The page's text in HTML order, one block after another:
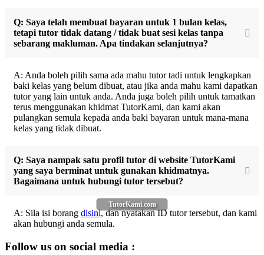
TutorKami.com
Q: Saya telah membuat bayaran untuk 1 bulan kelas,
tetapi tutor tidak datang / tidak buat sesi kelas tanpa
sebarang makluman. Apa tindakan selanjutnya?
A: Anda boleh pilih sama ada mahu tutor tadi untuk lengkapkan
baki kelas yang belum dibuat, atau jika anda mahu kami dapatkan
tutor yang lain untuk anda. Anda juga boleh pilih untuk tamatkan
terus menggunakan khidmat TutorKami, dan kami akan
pulangkan semula kepada anda baki bayaran untuk mana-mana
kelas yang tidak dibuat.
Q: Saya nampak satu profil tutor di website TutorKami
yang saya berminat untuk gunakan khidmatnya.
Bagaimana untuk hubungi tutor tersebut?
A: Sila isi borang disini, dan nyatakan ID tutor tersebut, dan kami
akan hubungi anda semula.
Follow us on social media :